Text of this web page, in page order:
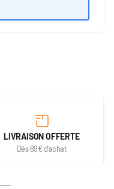
LIVRAISON OFFERTE
Dès 69€ d'achat